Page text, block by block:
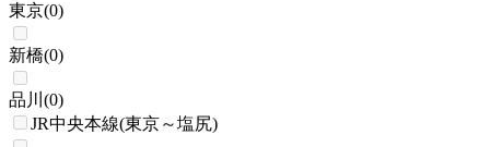
東京(0)
新橋(0)
品川 (0)
JR中央本線(東京～塩尻)